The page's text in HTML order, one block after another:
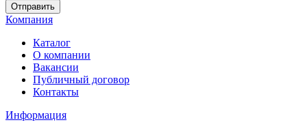
Отправить
Компания
Каталог
О компании
Вакансии
Публичный договор
Контакты
Информация